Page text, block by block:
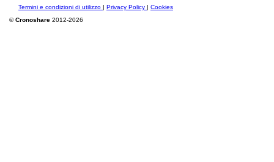
Termini e condizioni di utilizzo | Privacy Policy | Cookies
©Cronoshare 2012-2026